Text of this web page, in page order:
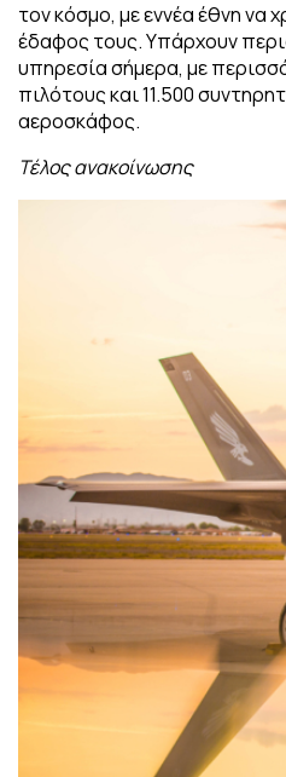
τον κόσμο, με εννέα έθνη να
έδαφος τους. Υπάρχουν
υπηρεσία σήμερα, με
πιλότους και 11.500
αεροσκάφος.
Τέλος ανακοίνωσης